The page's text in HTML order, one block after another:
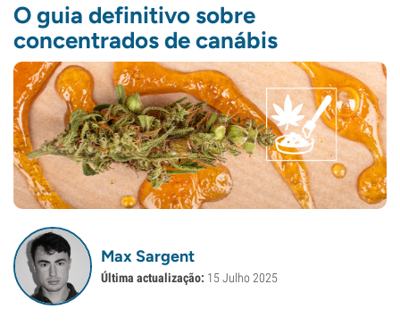
O guia definitivo sobre
concentrados de canábis
Max Sargent
Última actualização: 15 Julho 2025